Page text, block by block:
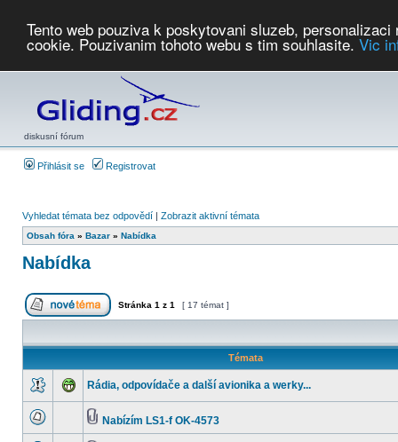
Tento web pouziva k poskytovani sluzeb,
cookie. Pouzivanim tohoto webu s tim souhlasite. Vic
diskusní fórum
Přihlásit se Registrovat
Vyhledat témata bez odpovědí | Zobrazit aktivní témata
Obsah fóra » Bazar » Nabídka
Nabídka
Stránka 1 z 1 [ 17 témat ]
Témata
Rádia, odpovídače a další avionika a werky...
Nabízím LS1-f OK-4573